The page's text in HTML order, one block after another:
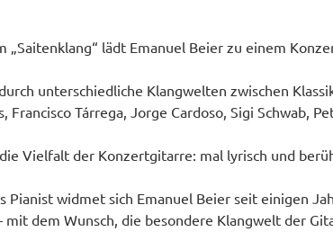
„Saitenklang“ lädt Emanuel Beier zu einem
unterschiedliche Klangwelten zwischen
Francisco Tárrega, Jorge Cardoso, Sigi Schwab,
Vielfalt der Konzertgitarre: mal lyrisch und
Pianist widmet sich Emanuel Beier seit einigen
mit dem Wunsch, die besondere Klangwelt der